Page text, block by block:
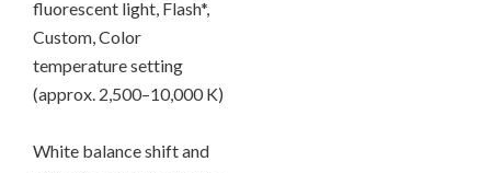
fluorescent light, Flash*,
Custom, Color
temperature setting
(approx. 2,500–10,000 K)
White balance shift and